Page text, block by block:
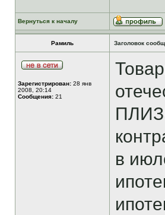
Вернуться к началу
Рамиль Заголовок
Зарегистрирован: 28 янв
2008, 20:14
Сообщения: 21
в